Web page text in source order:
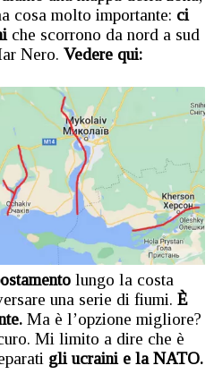
cosa molto importante: ci
che scorrono da nord a sud
Nero. Vedere qui:
lungo la costa
una serie di fiumi. È
Ma è l’opzione migliore?
Mi limito a dire che è
gli ucraini e la NATO.